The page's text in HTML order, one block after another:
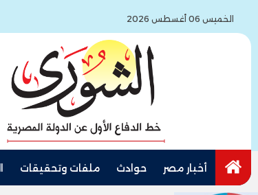
الخميس 06 أغسطس 2026
أخبار مصر حوادث ملفات وتحقيقات